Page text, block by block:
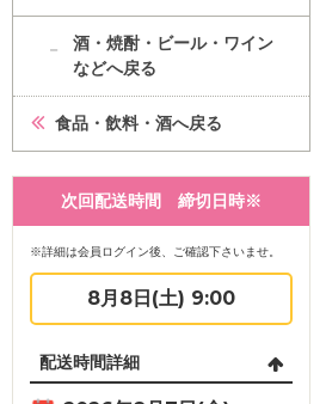
酒・焼酎・ビール・ワイン
などへ戻る
食品・飲料・酒へ戻る
次回配送時間 締切日時※
※詳細は会員ログイン後、ご確認下さいませ。
8月8日(土) 9:00
配送時間詳細